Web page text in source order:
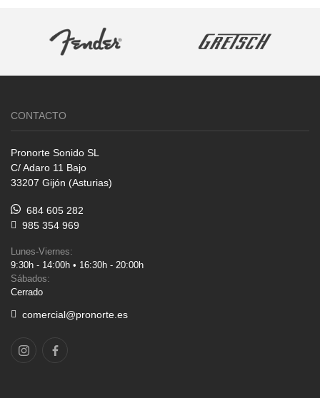
CONTACTO
Pronorte Sonido SL
C/ Adaro 11 Bajo
33207 Gijón (Asturias)
684 605 282
985 354 969
Lunes-Viernes:
9:30h - 14:00h • 16:30h - 20:00h
Sábados:
Cerrado
comercial@pronorte.es